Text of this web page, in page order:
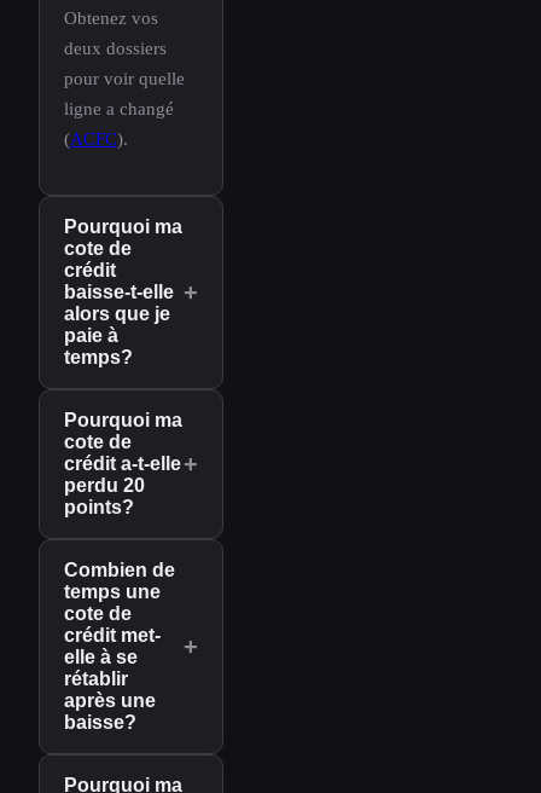
Obtenez vos
deux dossiers
pour voir quelle
ligne a changé
(ACFC).
Pourquoi ma
cote de
crédit
baisse-t-elle
alors que je
paie à
temps?
+
Pourquoi ma
cote de
crédit a-t-elle
perdu 20
points?
+
Combien de
temps une
cote de
crédit met-
elle à se
rétablir
après une
baisse?
+
Pourquoi ma